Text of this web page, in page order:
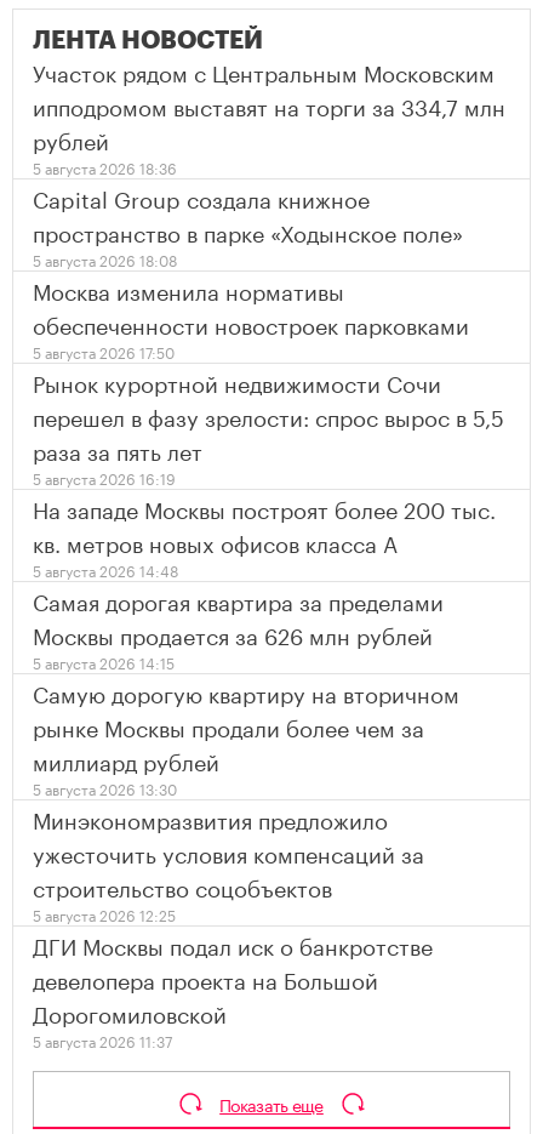
ЛЕНТА НОВОСТЕЙ
Участок рядом с Центральным Московским
ипподромом выставят на торги за 334,7 млн
рублей
5 августа 2026 18:36
Capital Group создала книжное
пространство в парке «Ходынское поле»
5 августа 2026 18:08
Москва изменила нормативы
обеспеченности новостроек парковками
5 августа 2026 17:50
Рынок курортной недвижимости Сочи
перешел в фазу зрелости: спрос вырос в 5,5
раза за пять лет
5 августа 2026 16:19
На западе Москвы построят более 200 тыс.
кв. метров новых офисов класса А
5 августа 2026 14:48
Самая дорогая квартира за пределами
Москвы продается за 626 млн рублей
5 августа 2026 14:15
Самую дорогую квартиру на вторичном
рынке Москвы продали более чем за
миллиард рублей
5 августа 2026 13:30
Минэкономразвития предложило
ужесточить условия компенсаций за
строительство соцобъектов
5 августа 2026 12:25
ДГИ Москвы подал иск о банкротстве
девелопера проекта на Большой
Дорогомиловской
5 августа 2026 11:37
Показать еще